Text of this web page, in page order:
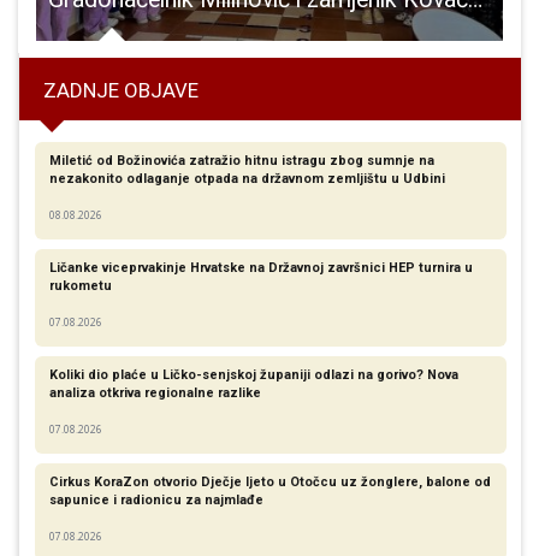
ZADNJE OBJAVE
Miletić od Božinovića zatražio hitnu istragu zbog sumnje na
nezakonito odlaganje otpada na državnom zemljištu u Udbini
08.08.2026
Ličanke viceprvakinje Hrvatske na Državnoj završnici HEP turnira u
rukometu
07.08.2026
Koliki dio plaće u Ličko-senjskoj županiji odlazi na gorivo? Nova
analiza otkriva regionalne razlike​
07.08.2026
Cirkus KoraZon otvorio Dječje ljeto u Otočcu uz žonglere, balone od
sapunice i radionicu za najmlađe
07.08.2026